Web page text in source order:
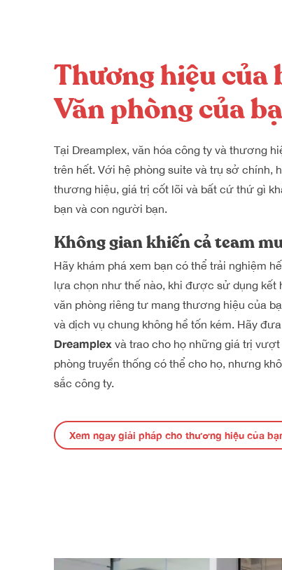
Thương hiệu của
Văn phòng của
Tại Dreamplex, văn hóa công ty và thương
trên hết. Với hệ phòng suite và trụ sở chính,
thương hiệu, giá trị cốt lõi và bất cứ thứ gì
bạn và con người bạn.
Không gian khiến cả team
Hãy khám phá xem bạn có thể trải nghiệm
lựa chọn như thế nào, khi được sử dụng kết
văn phòng riêng tư mang thương hiệu của
và dịch vụ chung không hề tốn kém. Hãy
Dreamplex và trao cho họ những giá trị
phòng truyền thống có thể cho họ, nhưng
sắc công ty.
Xem ngay giải pháp cho thương hiệu của